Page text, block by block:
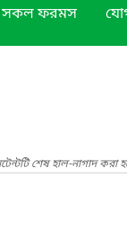
সকল ফরমস
শেষ হাল-নাগাদ